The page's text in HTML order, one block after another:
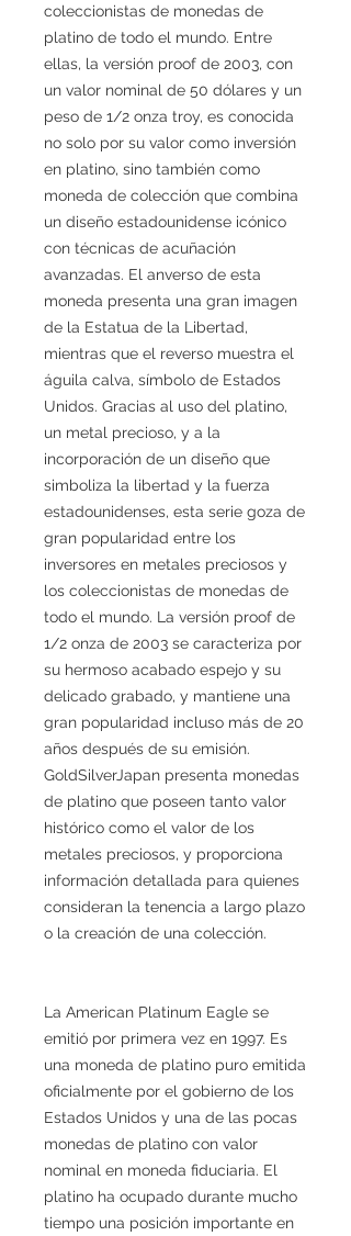
coleccionistas de monedas de
platino de todo el mundo. Entre
ellas, la versión proof de 2003, con
un valor nominal de 50 dólares y un
peso de 1/2 onza troy, es conocida
no solo por su valor como inversión
en platino, sino también como
moneda de colección que combina
un diseño estadounidense icónico
con técnicas de acuñación
avanzadas. El anverso de esta
moneda presenta una gran imagen
de la Estatua de la Libertad,
mientras que el reverso muestra el
águila calva, símbolo de Estados
Unidos. Gracias al uso del platino,
un metal precioso, y a la
incorporación de un diseño que
simboliza la libertad y la fuerza
estadounidenses, esta serie goza de
gran popularidad entre los
inversores en metales preciosos y
los coleccionistas de monedas de
todo el mundo. La versión proof de
1/2 onza de 2003 se caracteriza por
su hermoso acabado espejo y su
delicado grabado, y mantiene una
gran popularidad incluso más de 20
años después de su emisión.
GoldSilverJapan presenta monedas
de platino que poseen tanto valor
histórico como el valor de los
metales preciosos, y proporciona
información detallada para quienes
consideran la tenencia a largo plazo
o la creación de una colección.
La American Platinum Eagle se
emitió por primera vez en 1997. Es
una moneda de platino puro emitida
oficialmente por el gobierno de los
Estados Unidos y una de las pocas
monedas de platino con valor
nominal en moneda fiduciaria. El
platino ha ocupado durante mucho
tiempo una posición importante en